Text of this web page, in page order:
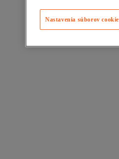
Nastavenia súborov cookie